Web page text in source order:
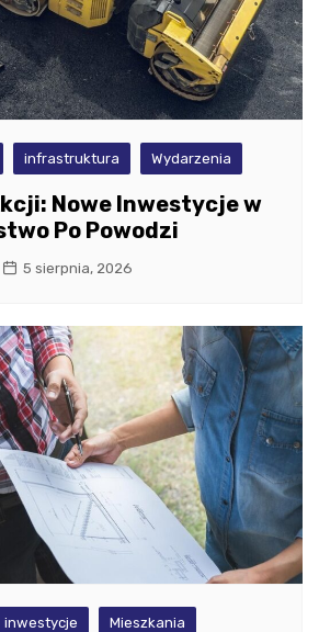
infrastruktura Wydarzenia
Nowe Inwestycje w
Po Powodzi
5 sierpnia, 2026
inwestycje Mieszkania